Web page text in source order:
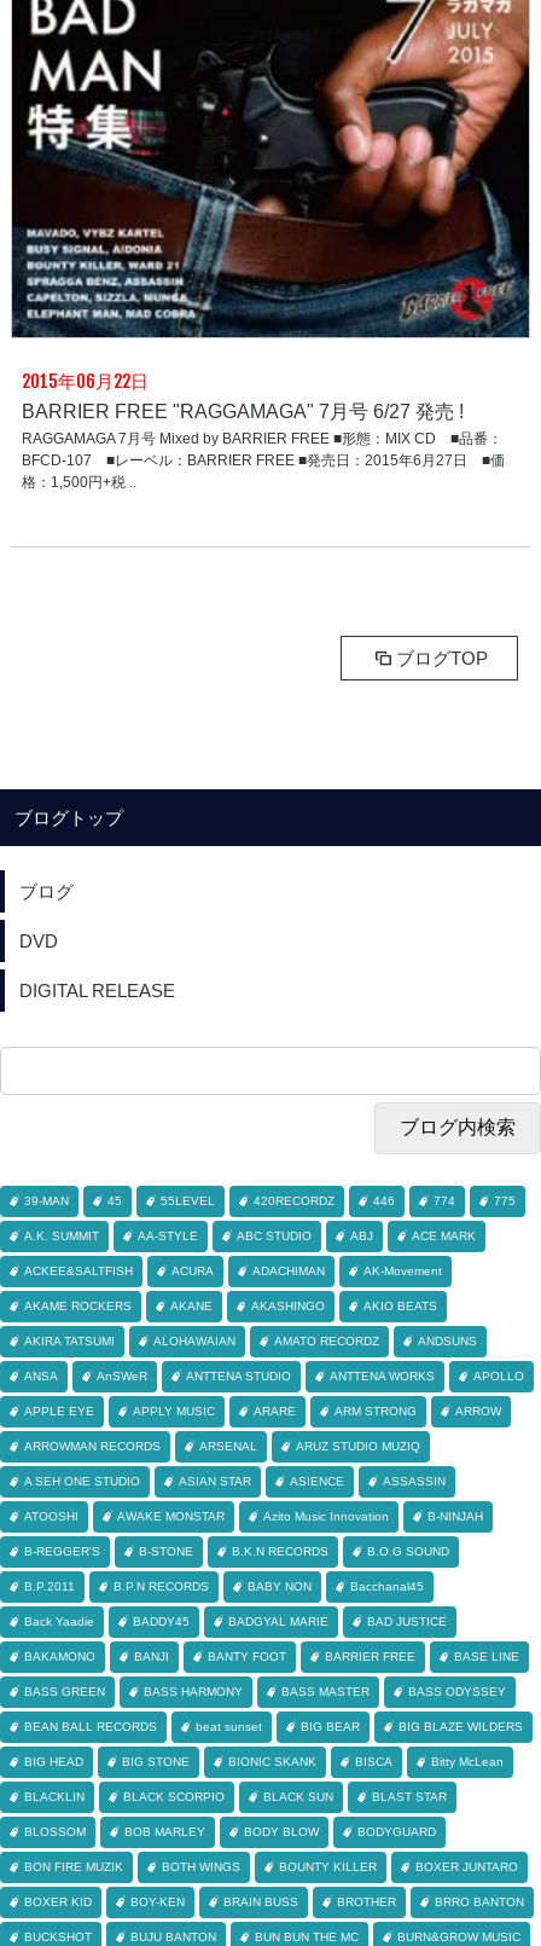
2015年06月22日
BARRIER FREE "RAGGAMAGA" 7月号 6/27 発売 !
RAGGAMAGA 7月号 Mixed by BARRIER FREE ■形態：MIX CD ■品番：
BFCD-107 ■レーベル：BARRIER FREE ■発売日：2015年6月27日 ■価
格：1,500円+税 ..
ブログTOP
ブログトップ
ブログ
DVD
DIGITAL RELEASE
39-MAN 45 55LEVEL 420RECORDZ 446 774 775
A.K. SUMMIT AA-STYLE ABC STUDIO ABJ ACE MARK
ACKEE&SALTFISH ACURA ADACHIMAN AK-Movement
AKAME ROCKERS AKANE AKASHINGO AKIO BEATS
AKIRA TATSUMI ALOHAWAIAN AMATO RECORDZ ANDSUNS
ANSA AnSWeR ANTTENA STUDIO ANTTENA WORKS APOLLO
APPLE EYE APPLY MUSIC ARARE ARM STRONG ARROW
ARROWMAN RECORDS ARSENAL ARUZ STUDIO MUZIQ
A SEH ONE STUDIO ASIAN STAR ASIENCE ASSASSIN
ATOOSHI AWAKE MONSTAR Azito Music Innovation B-NINJAH
B-REGGER'S B-STONE B.K.N RECORDS B.O.G SOUND
B.P.2011 B.P.N RECORDS BABY NON Bacchanal45
Back Yaadie BADDY45 BADGYAL MARIE BAD JUSTICE
BAKAMONO BANJI BANTY FOOT BARRIER FREE BASE LINE
BASS GREEN BASS HARMONY BASS MASTER BASS ODYSSEY
BEAN BALL RECORDS beat sunset BIG BEAR BIG BLAZE WILDERS
BIG HEAD BIG STONE BIONIC SKANK BISCA Bitty McLean
BLACKLIN BLACK SCORPIO BLACK SUN BLAST STAR
BLOSSOM BOB MARLEY BODY BLOW BODYGUARD
BON FIRE MUZIK BOTH WINGS BOUNTY KILLER BOXER JUNTARO
BOXER KID BOY-KEN BRAIN BUSS BROTHER BRRO BANTON
BUCKSHOT BUJU BANTON BUN BUN THE MC BURN&GROW MUSIC